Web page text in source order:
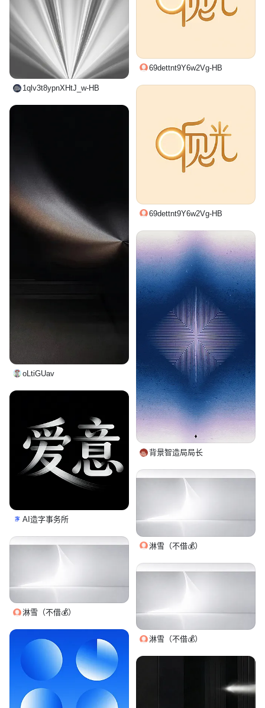
1qlv3t8ypnXHtJ_w-HB
69dettnt9Y6w2Vg-HB
69dettnt9Y6w2Vg-HB
oLtiGUav
背景智造局局长
AI造字事务所
淋雪（不借💰）
淋雪（不借💰）
淋雪（不借💰）